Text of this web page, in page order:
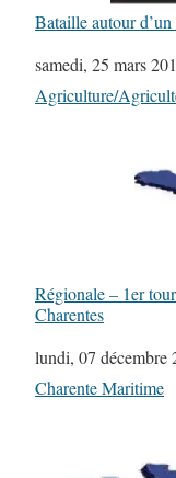
Bataille autour
Date
samedi, 25 mars
Par rapport à
Agriculture/
Régionale – 1er
Charentes
Date
lundi, 07 décembre
Par rapport à
Charente Maritime